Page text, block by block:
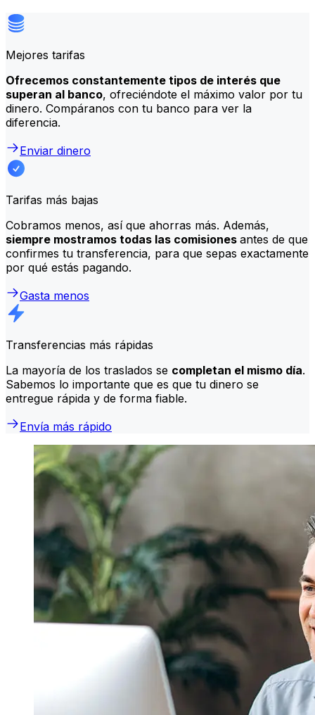
Mejores tarifas
Ofrecemos constantemente tipos de interés que
superan al banco, ofreciéndote el máximo valor por tu
dinero. Compáranos con tu banco para ver la
diferencia.
Enviar dinero
Tarifas más bajas
Cobramos menos, así que ahorras más. Además,
siempre mostramos todas las comisiones antes de que
confirmes tu transferencia, para que sepas exactamente
por qué estás pagando.
Gasta menos
Transferencias más rápidas
La mayoría de los traslados se completan el mismo día.
Sabemos lo importante que es que tu dinero se
entregue rápida y de forma fiable.
Envía más rápido